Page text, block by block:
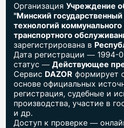
Организация Учреждение
"Минский
технологий коммунального
транспортного
зарегистрирована в
Дата регистрации — 1994-
статус — Действующее
Сервис DAZOR формирует
основе официальных
регистрация, судебные и
производства, участие в
и др.
Доступ к проверке —